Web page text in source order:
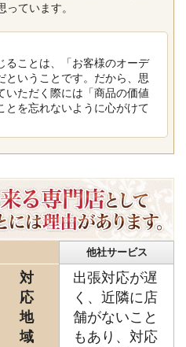
ています。
ることは、「お客様のオーデ
ということです。だから、思
いただく際には「商品の価値
とを忘れないように心がけて
他社サービス
対
応
地
域
出張対応が遅
く、近隣に店
舗がないこと
もあり、対応